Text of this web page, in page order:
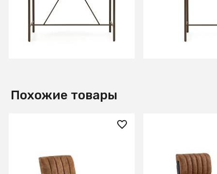
коричневой стали Ø 140 x 70
Похожие товары
Барный стул Halmar H-89
(коричневый/черный)
Барный стул
(коричневый/